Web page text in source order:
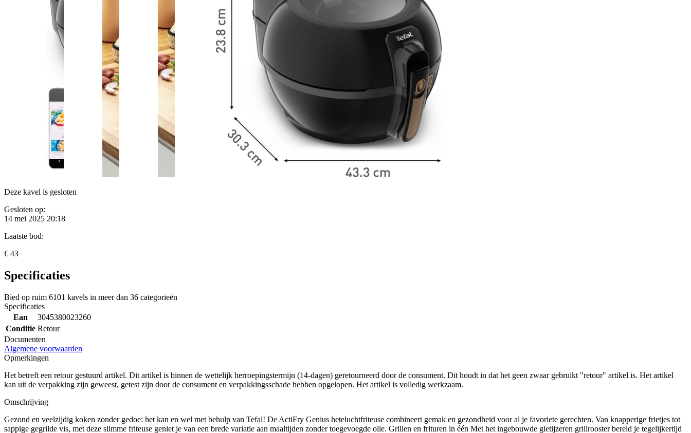
Deze kavel is gesloten
Gesloten op:
14 mei 2025 20:18
Laatste bod:
€ 43
Specificaties
Bied op ruim 6101 kavels in meer dan 36 categorieën
Specificaties
Ean
3045380023260
Conditie Retour
Documenten
Algemene voorwaarden
Opmerkingen
Het betreft een retour gestuurd artikel. Dit artikel is binnen de wettelijk herroepingstermijn (14-dagen) geretourneerd door de consument. Dit houdt in dat het geen zwaar gebruikt "retour" artikel is. Het artikel
kan uit de verpakking zijn geweest, getest zijn door de consument en verpakkingsschade hebben opgelopen. Het artikel is volledig werkzaam.
Omschrijving
Gezond en veelzijdig koken zonder gedoe: het kan en wel met behulp van Tefal! De ActiFry Genius heteluchtfriteuse combineert gemak en gezondheid voor al je favoriete gerechten. Van knapperige frietjes tot
sappige gegrilde vis, met deze slimme friteuse geniet je van een brede variatie aan maaltijden zonder toegevoegde olie. Grillen en frituren in één Met het ingebouwde gietijzeren grillrooster bereid je tegelijkertijd